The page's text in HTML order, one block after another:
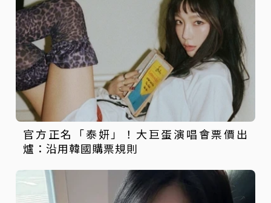
官方正名「泰妍」！大巨蛋演唱會票價出
爐：沿用韓國購票規則